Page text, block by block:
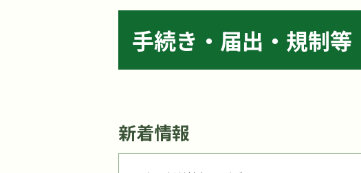
手続き・届出・規制等
新着情報